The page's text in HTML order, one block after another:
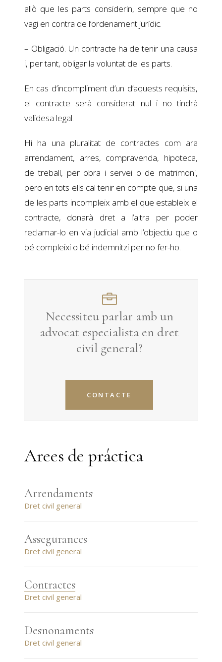
allò que les parts considerin, sempre que no
vagi en contra de l’ordenament jurídic.
– Obligació. Un contracte ha de tenir una causa
i, per tant, obligar la voluntat de les parts.
En cas d’incompliment d’un d’aquests requisits,
el contracte serà considerat nul i no tindrà
validesa legal.
Hi ha una pluralitat de contractes com ara
arrendament, arres, compravenda, hipoteca,
de treball, per obra i servei o de matrimoni,
pero en tots ells cal tenir en compte que, si una
de les parts incompleix amb el que estableix el
contracte, donarà dret a l’altra per poder
reclamar-lo en via judicial amb l’objectiu que o
bé compleixi o bé indemnitzi per no fer-ho.
Necessiteu parlar amb un
advocat especialista en dret
civil general?
CONTACTE
Arees de práctica
Arrendaments
Dret civil general
Assegurances
Dret civil general
Contractes
Dret civil general
Desnonaments
Dret civil general